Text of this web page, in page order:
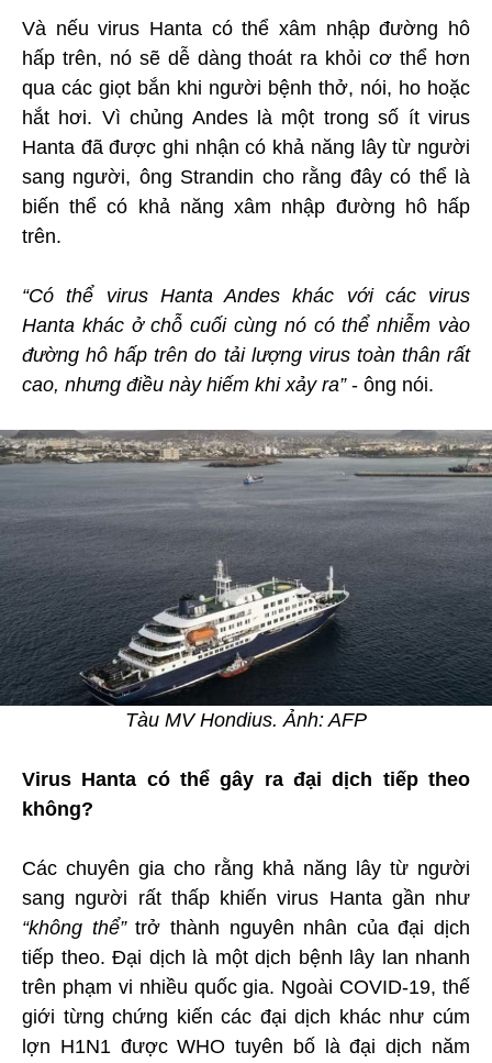
Và nếu virus Hanta có thể xâm nhập đường hô
hấp trên, nó sẽ dễ dàng thoát ra khỏi cơ thể hơn
qua các giọt bắn khi người bệnh thở, nói, ho hoặc
hắt hơi. Vì chủng Andes là một trong số ít virus
Hanta đã được ghi nhận có khả năng lây từ người
sang người, ông Strandin cho rằng đây có thể là
biến thể có khả năng xâm nhập đường hô hấp
trên.
“Có thể virus Hanta Andes khác với các virus
Hanta khác ở chỗ cuối cùng nó có thể nhiễm vào
đường hô hấp trên do tải lượng virus toàn thân rất
cao, nhưng điều này hiếm khi xảy ra”- ông nói.
Tàu MV Hondius. Ảnh: AFP
Virus Hanta có thể gây ra đại dịch tiếp theo
không?
Các chuyên gia cho rằng khả năng lây từ người
sang người rất thấp khiến virus Hanta gần như
“không thể”trở thành nguyên nhân của đại dịch
tiếp theo. Đại dịch là một dịch bệnh lây lan nhanh
trên phạm vi nhiều quốc gia. Ngoài COVID-19, thế
giới từng chứng kiến các đại dịch khác như cúm
lợn H1N1 được WHO tuyên bố là đại dịch năm